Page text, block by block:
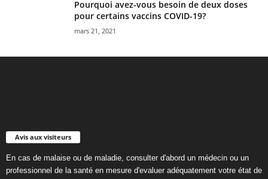
Pourquoi avez-vous besoin de deux doses
pour certains vaccins COVID-19?
mars 21, 2021
Avis aux visiteurs
En cas de malaise ou de maladie, consulter d'abord un médecin ou un
professionnel de la santé en mesure d'evaluer adéquatement votre état de